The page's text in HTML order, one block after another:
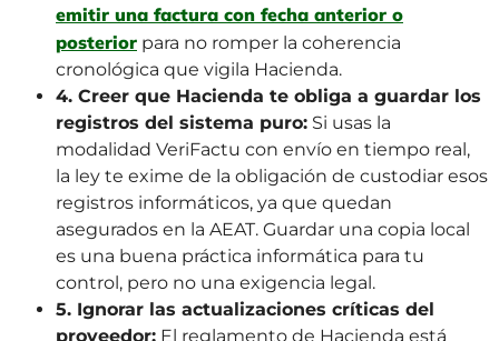
emitir una factura con fecha anterior o
posterior para no romper la coherencia
cronológica que vigila Hacienda.
4. Creer que Hacienda te obliga a guardar los
registros del sistema puro: Si usas la
modalidad VeriFactu con envío en tiempo real,
la ley te exime de la obligación de custodiar esos
registros informáticos, ya que quedan
asegurados en la AEAT. Guardar una copia local
es una buena práctica informática para tu
control, pero no una exigencia legal.
5. Ignorar las actualizaciones críticas del
proveedor: El reglamento de Hacienda está